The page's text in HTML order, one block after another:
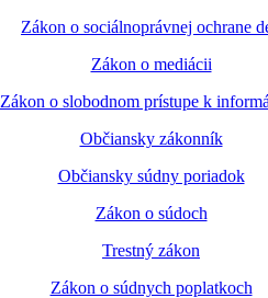
Zákon o sociálnoprávnej ochrane
Zákon o mediácii
Zákon o slobodnom prístupe k
Občiansky zákonník
Občiansky súdny poriadok
Zákon o súdoch
Trestný zákon
Zákon o súdnych poplatkoch